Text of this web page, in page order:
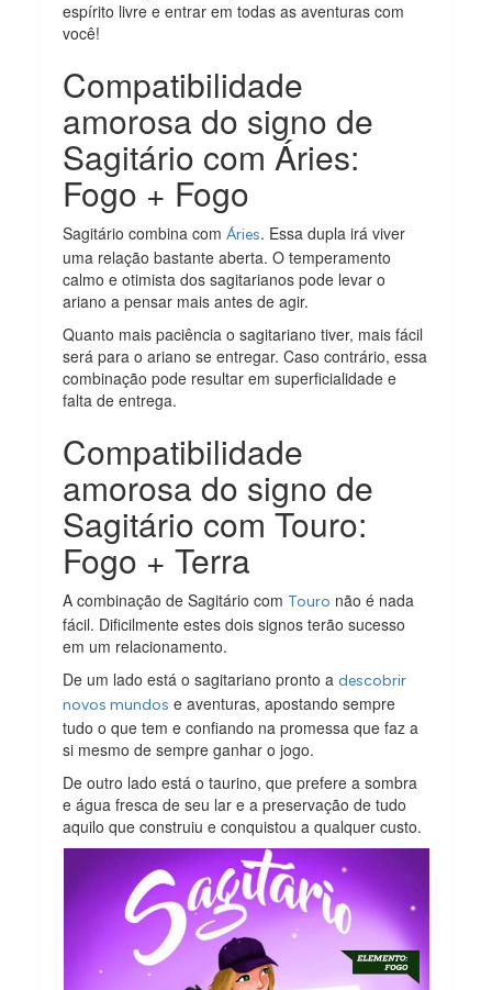
espírito livre e entrar em todas as aventuras com
você!
Compatibilidade
amorosa do signo de
Sagitário com Áries:
Fogo + Fogo
Sagitário combina comÁries. Essa dupla irá viver
uma relação bastante aberta. O temperamento
calmo e otimista dos sagitarianos pode levar o
ariano a pensar mais antes de agir.
Quanto mais paciência o sagitariano tiver, mais fácil
será para o ariano se entregar. Caso contrário, essa
combinação pode resultar em superficialidade e
falta de entrega.
Compatibilidade
amorosa do signo de
Sagitário com Touro:
Fogo + Terra
A combinação de Sagitário com Touro não é nada
fácil. Dificilmente estes dois signos terão sucesso
em um relacionamento.
De um lado está o sagitariano pronto adescobrir
novos mundos e aventuras, apostando sempre
tudo o que tem e confiando na promessa que faz a
si mesmo de sempre ganhar o jogo.
De outro lado está o taurino, que prefere a sombra
e água fresca de seu lar e a preservação de tudo
aquilo que construiu e conquistou a qualquer custo.